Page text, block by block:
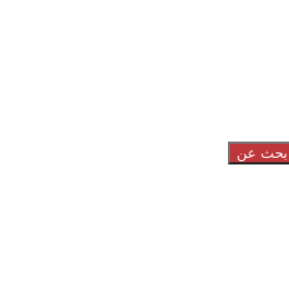
بحث عن